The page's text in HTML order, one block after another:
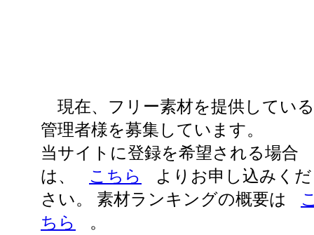
現在、フリー素材を提供している
管理者様を募集しています。
当サイトに登録を希望される場合
は、
こちら
よりお申し込みくだ
さい。 素材ランキングの概要は
ちら
。